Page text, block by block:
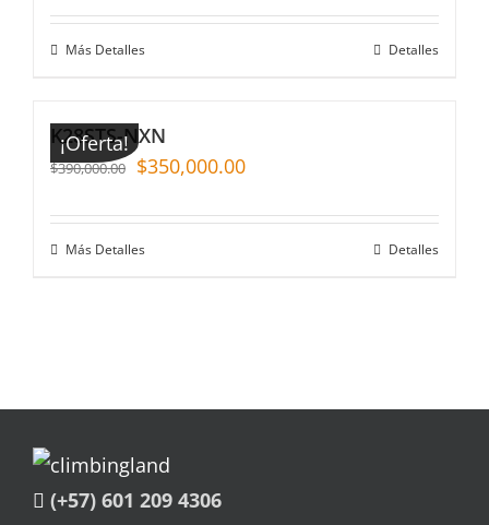
Más Detalles Detalles
¡Oferta!
K28STS-NXN
$390,000.00 $350,000.00
Más Detalles Detalles
(+57) 601 209 4306